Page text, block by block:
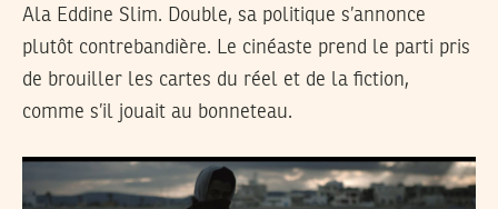
Ala Eddine Slim. Double, sa politique s’annonce
plutôt contrebandière. Le cinéaste prend le parti pris
de brouiller les cartes du réel et de la fiction,
comme s’il jouait au bonneteau.